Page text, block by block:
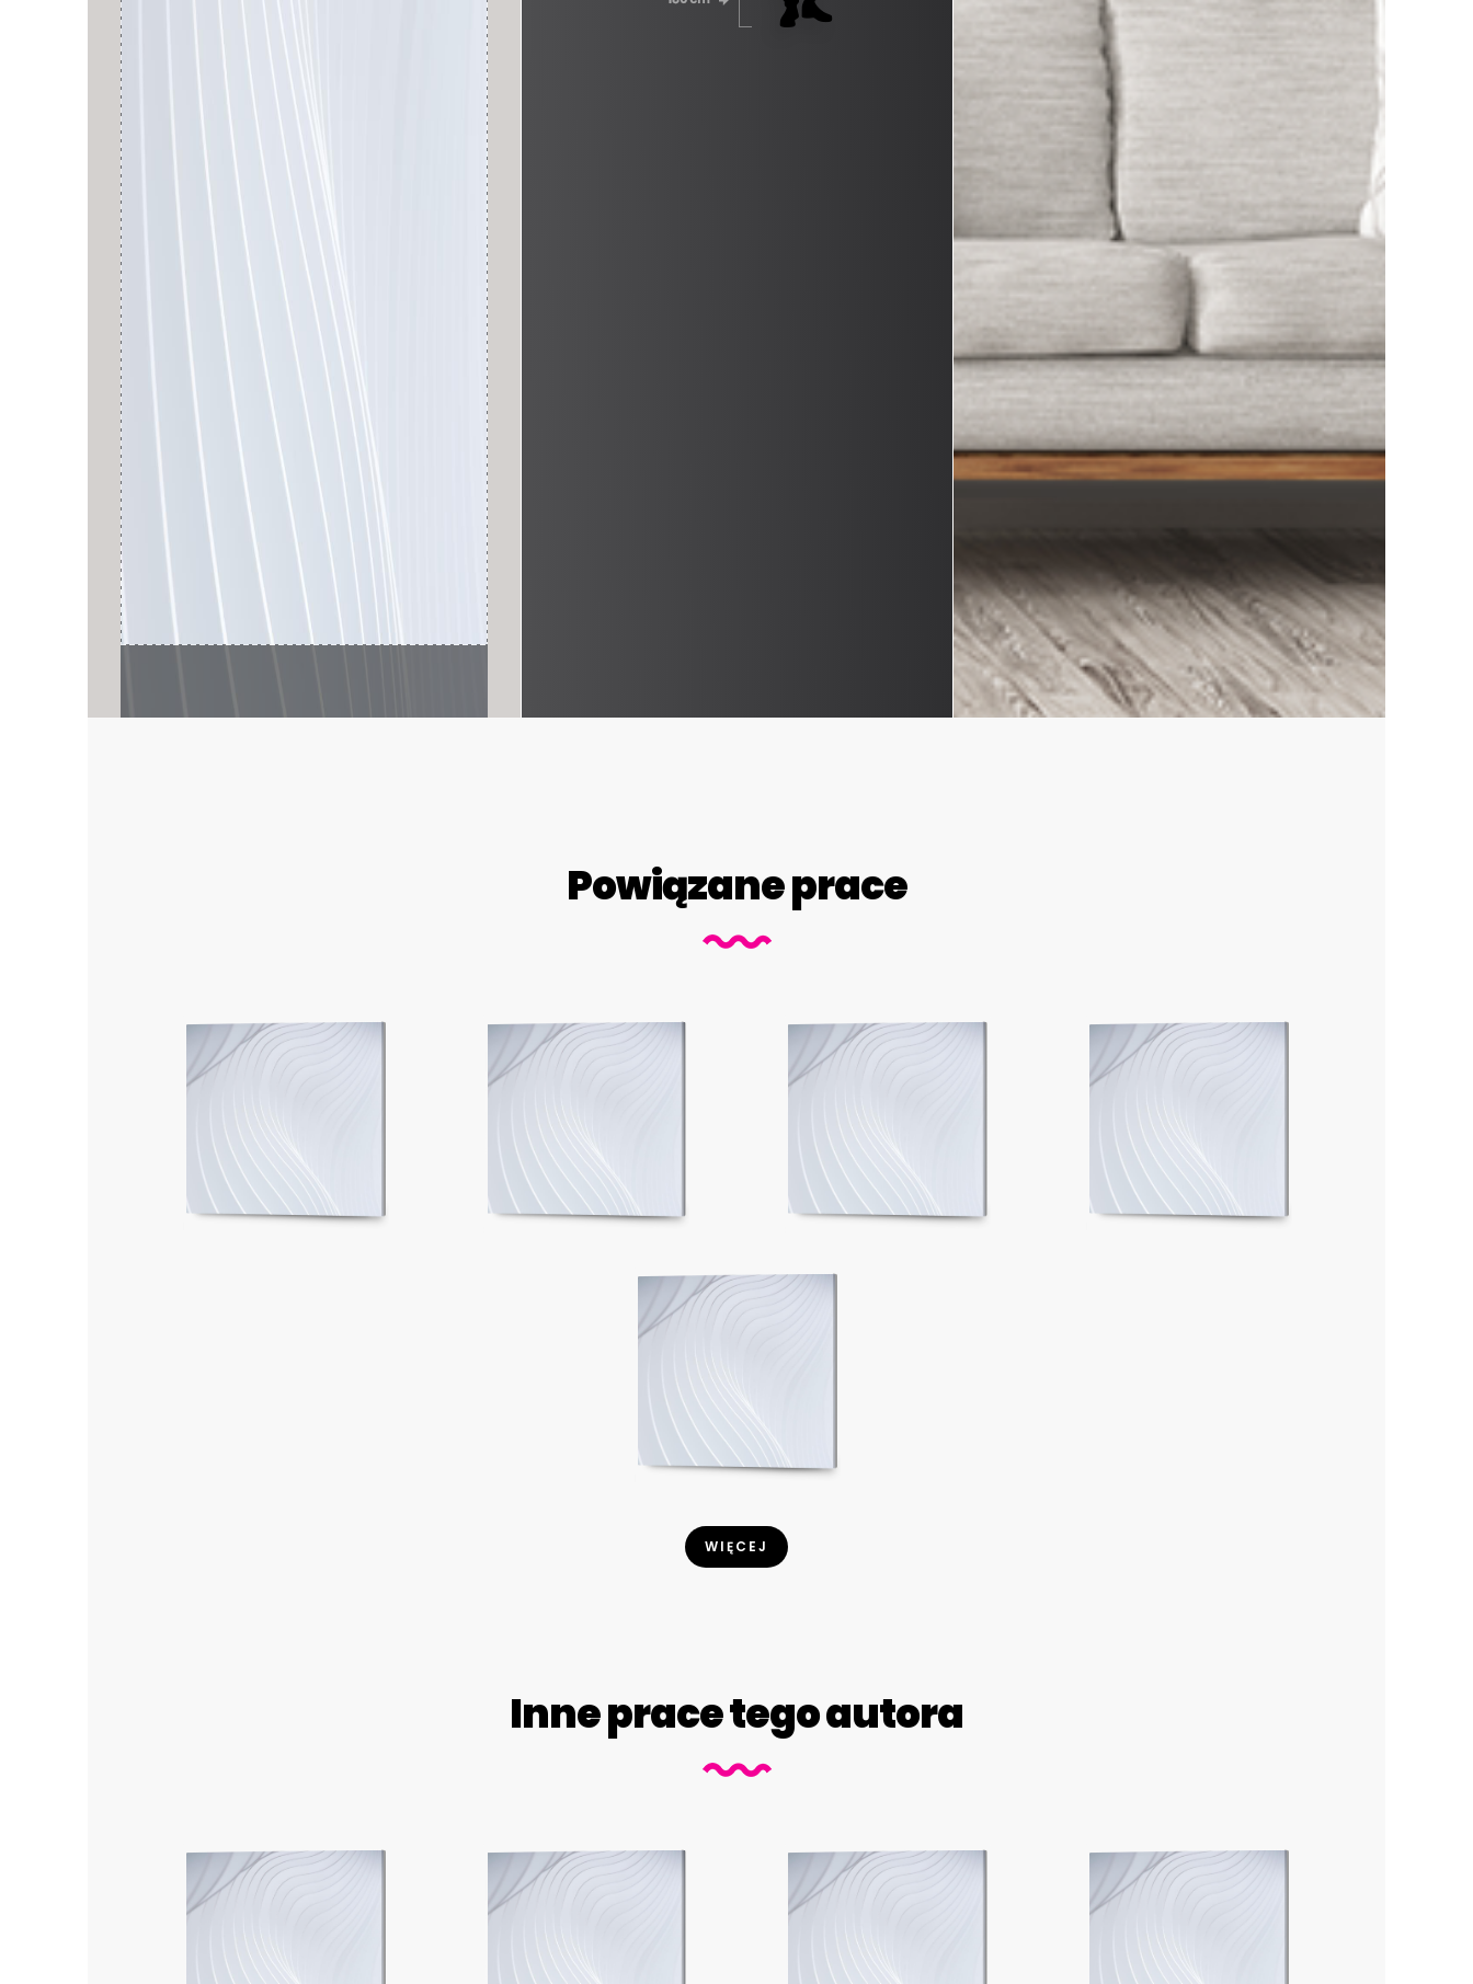
Powiązane prace
WIĘCEJ
Inne prace tego autora